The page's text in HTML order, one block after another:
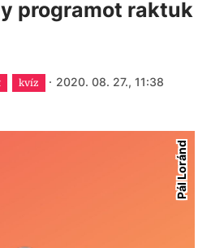
programot raktuk
kvíz · 2020. 08. 27., 11:38
Pál Loránd